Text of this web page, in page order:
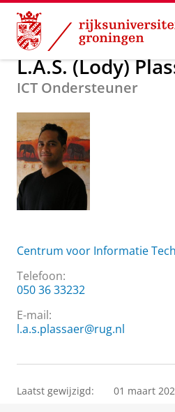
Skip
Content
Skip
Navigation
Over ons L.A.S.
L.A.S. (Lody)
ICT Ondersteuner
Centrum voor Informatie
Telefoon:
050 36 33232
E-mail:
l.a.s.plassaer@rug.nl
Laatst gewijzigd: 01 maart